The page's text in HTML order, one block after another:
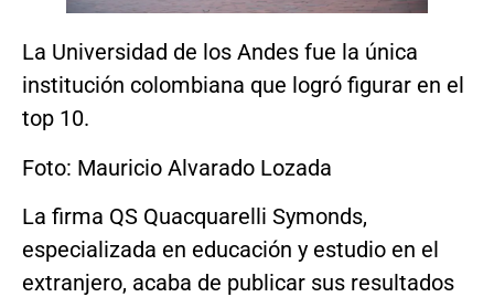
La Universidad de los Andes fue la única
institución colombiana que logró figurar en el
top 10.
Foto: Mauricio Alvarado Lozada
La firma QS Quacquarelli Symonds,
especializada en educación y estudio en el
extranjero, acaba de publicar sus resultados